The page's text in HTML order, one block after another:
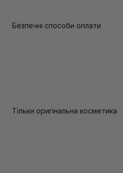
Безпечні способи оплати
Тільки оригінальна косметика